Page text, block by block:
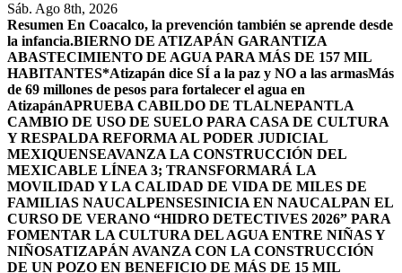
Sáb. Ago 8th, 2026
Resumen En Coacalco, la prevención también se aprende desde
la infancia.BIERNO DE ATIZAPÁN GARANTIZA
ABASTECIMIENTO DE AGUA PARA MÁS DE 157 MIL
HABITANTES*Atizapán dice SÍ a la paz y NO a las armasMás
de 69 millones de pesos para fortalecer el agua en
AtizapánAPRUEBA CABILDO DE TLALNEPANTLA
CAMBIO DE USO DE SUELO PARA CASA DE CULTURA
Y RESPALDA REFORMA AL PODER JUDICIAL
MEXIQUENSEAVANZA LA CONSTRUCCIÓN DEL
MEXICABLE LÍNEA 3; TRANSFORMARÁ LA
MOVILIDAD Y LA CALIDAD DE VIDA DE MILES DE
FAMILIAS NAUCALPENSESINICIA EN NAUCALPAN EL
CURSO DE VERANO “HIDRO DETECTIVES 2026” PARA
FOMENTAR LA CULTURA DEL AGUA ENTRE NIÑAS Y
NIÑOSATIZAPÁN AVANZA CON LA CONSTRUCCIÓN
DE UN POZO EN BENEFICIO DE MÁS DE 15 MIL